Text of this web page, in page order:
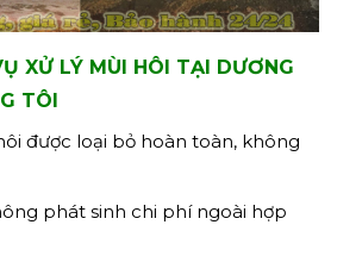
XỬ LÝ MÙI HÔI TẠI DƯƠNG
TÔI
được loại bỏ hoàn toàn, không
phát sinh chi phí ngoài hợp